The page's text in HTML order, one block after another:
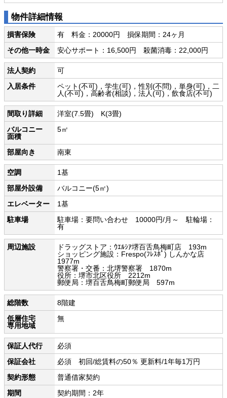
物件詳細情報
損害保険
有 料金：20000円 損保期間：24ヶ月
その他一時金
安心サポート：16,500円 殺菌消毒：22,000円
法人契約
可
入居条件
ペット(不可)，学生(可)，性別(不問)，単身(可)，二
人(不可)，高齢者(相談)，法人(可)，飲食店(不可)
間取り詳細
洋室(7.5畳) K(3畳)
バルコニー
面積
5㎡
部屋向き 南東
空調
1基
部屋外設備
バルコニー(5㎡)
エレベーター
1基
駐車場
駐車場：要問い合わせ 10000円/月～ 駐輪場：
有
周辺施設
ドラッグストア：ｳｴﾙｼｱ堺百舌鳥梅町店 193m
ショッピング施設：Frespo(ﾌﾚｽﾎﾟ) しんかな店
1977m
警察署・交番：北堺警察署 1870m
役所：堺市北区役所 2212m
郵便局：堺百舌鳥梅町郵便局 597m
総階数
8階建
低層住宅
専用地域
無
保証人代行
必須
保証会社
必須 初回/総賃料の50％ 更新料/1年毎1万円
契約形態
普通借家契約
期間
契約期間：2年